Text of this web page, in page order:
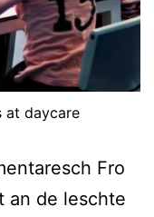
at daycare
Fro
an de leschte